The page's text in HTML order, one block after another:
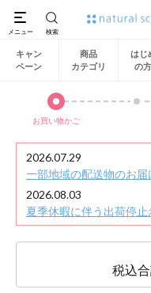
キャン
ペーン
商品
カテゴリ
はじ
の
お買い物かご
2026.07.29
一部地域の配送物のお届
2026.08.03
夏季休暇に伴う出荷停
税込